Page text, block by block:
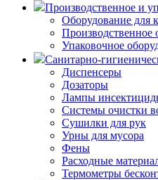
Производственное и
Оборудование для
Производственное
Упаковочное
Санитарно-
Диспенсеры
Дозаторы
Лампы
Системы очистки
Сушилки для рук
Урны для мусора
Фены
Расходные
Термометры